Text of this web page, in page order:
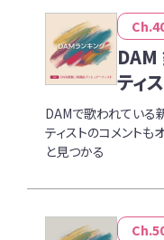
DAM
ティ
DAMで歌われている
ティストのコメントも
と見つかる